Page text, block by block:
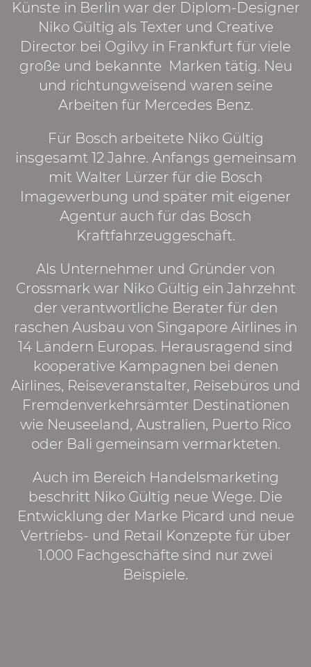
Künste in Berlin war der Diplom-Designer
Niko Gültig als Texter und Creative
Director bei Ogilvy in Frankfurt für viele
große und bekannte Marken tätig. Neu
und richtungweisend waren seine
Arbeiten für Mercedes Benz.
Für Bosch arbeitete Niko Gültig
insgesamt 12 Jahre. Anfangs gemeinsam
mit Walter Lürzer für die Bosch
Imagewerbung und später mit eigener
Agentur auch für das Bosch
Kraftfahrzeuggeschäft.
Als Unternehmer und Gründer von
Crossmark war Niko Gültig ein Jahrzehnt
der verantwortliche Berater für den
raschen Ausbau von Singapore Airlines in
14 Ländern Europas. Herausragend sind
kooperative Kampagnen bei denen
Airlines, Reiseveranstalter, Reisebüros und
Fremdenverkehrsämter Destinationen
wie Neuseeland, Australien, Puerto Rico
oder Bali gemeinsam vermarkteten.
Auch im Bereich Handelsmarketing
beschritt Niko Gültig neue Wege. Die
Entwicklung der Marke Picard und neue
Vertriebs- und Retail Konzepte für über
1.000 Fachgeschäfte sind nur zwei
Beispiele.